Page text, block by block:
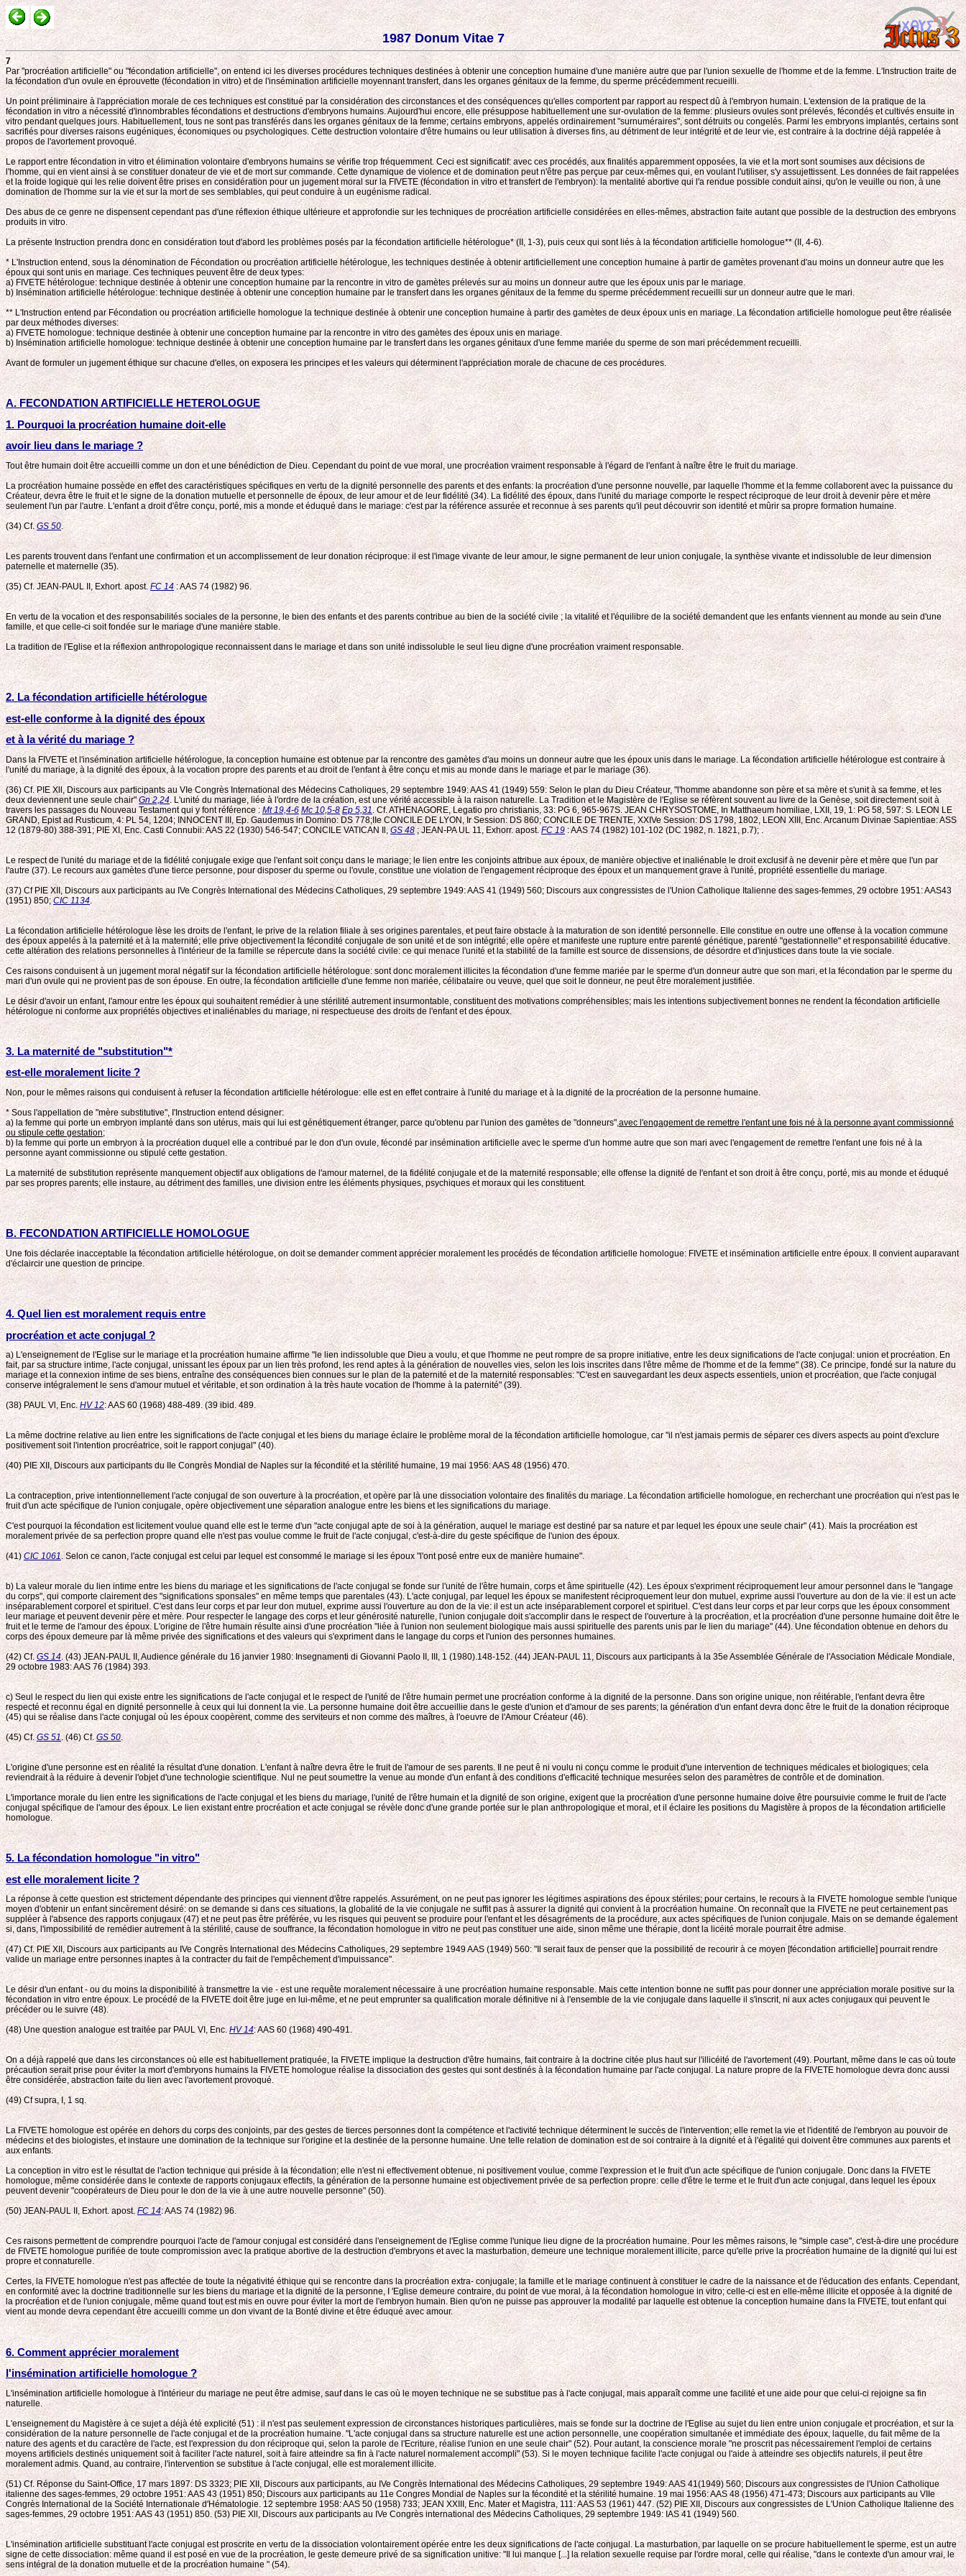
1987 Donum Vitae 7
7
Par "procréation artificielle" ou "fécondation artificielle", on entend ici les diverses procédures techniques destinées à obtenir une conception humaine d'une manière autre que par l'union sexuelle de l'homme et de la femme. L'Instruction traite de
la fécondation d'un ovule en éprouvette (fécondation in vitro) et de l'insémination artificielle moyennant transfert, dans les organes génitaux de la femme, du sperme précédemment recueilli.
Un point préliminaire à l'appréciation morale de ces techniques est constitué par la considération des circonstances et des conséquences qu'elles comportent par rapport au respect dû à l'embryon humain. L'extension de la pratique de la
fécondation in vitro a nécessité d'innombrables fécondations et destructions d'embryons humains. Aujourd'hui encore, elle présuppose habituellement une sur-ovulation de la femme: plusieurs ovules sont prélevés, fécondés et cultivés ensuite in
vitro pendant quelques jours. Habituellement, tous ne sont pas transférés dans les organes génitaux de la femme; certains embryons, appelés ordinairement "surnuméraires", sont détruits ou congelés. Parmi les embryons implantés, certains sont
sacrifiés pour diverses raisons eugéniques, économiques ou psychologiques. Cette destruction volontaire d'être humains ou leur utilisation à diverses fins, au détriment de leur intégrité et de leur vie, est contraire à la doctrine déjà rappelée à
propos de l'avortement provoqué.
Le rapport entre fécondation in vitro et élimination volontaire d'embryons humains se vérifie trop fréquemment. Ceci est significatif: avec ces procédés, aux finalités apparemment opposées, la vie et la mort sont soumises aux décisions de
l'homme, qui en vient ainsi à se constituer donateur de vie et de mort sur commande. Cette dynamique de violence et de domination peut n'être pas perçue par ceux-mêmes qui, en voulant l'utiliser, s'y assujettissent. Les données de fait rappelées
et la froide logique qui les relie doivent être prises en considération pour un jugement moral sur la FIVETE (fécondation in vitro et transfert de l'embryon): la mentalité abortive qui l'a rendue possible conduit ainsi, qu'on le veuille ou non, à une
domination de l'homme sur la vie et sur la mort de ses semblables, qui peut conduire à un eugénisme radical.
Des abus de ce genre ne dispensent cependant pas d'une réflexion éthique ultérieure et approfondie sur les techniques de procréation artificielle considérées en elles-mêmes, abstraction faite autant que possible de la destruction des embryons
produits in vitro.
La présente Instruction prendra donc en considération tout d'abord les problèmes posés par la fécondation artificielle hétérologue* (II, 1-3), puis ceux qui sont liés à la fécondation artificielle homologue** (II, 4-6).
* L'Instruction entend, sous la dénomination de Fécondation ou procréation artificielle hétérologue, les techniques destinée à obtenir artificiellement une conception humaine à partir de gamètes provenant d'au moins un donneur autre que les
époux qui sont unis en mariage. Ces techniques peuvent être de deux types:
a) FIVETE hétérologue: technique destinée à obtenir une conception humaine par la rencontre in vitro de gamètes prélevés sur au moins un donneur autre que les époux unis par le mariage.
b) Insémination artificielle hétérologue: technique destinée à obtenir une conception humaine par le transfert dans les organes génitaux de la femme du sperme précédemment recueilli sur un donneur autre que le mari.
** L'Instruction entend par Fécondation ou procréation artificielle homologue la technique destinée à obtenir une conception humaine à partir des gamètes de deux époux unis en mariage. La fécondation artificielle homologue peut être réalisée
par deux méthodes diverses:
a) FIVETE homologue: technique destinée à obtenir une conception humaine par la rencontre in vitro des gamètes des époux unis en mariage.
b) Insémination artificielle homologue: technique destinée à obtenir une conception humaine par le transfert dans les organes génitaux d'une femme mariée du sperme de son mari précédemment recueilli.
Avant de formuler un jugement éthique sur chacune d'elles, on exposera les principes et les valeurs qui déterminent l'appréciation morale de chacune de ces procédures.
A. FECONDATION ARTIFlCIELLE HETEROLOGUE
1. Pourquoi la procréation humaine doit-elle
avoir lieu dans le mariage ?
Tout être humain doit être accueilli comme un don et une bénédiction de Dieu. Cependant du point de vue moral, une procréation vraiment responsable à l'égard de l'enfant à naître être le fruit du mariage.
La procréation humaine possède en effet des caractéristiques spécifiques en vertu de la dignité personnelle des parents et des enfants: la procréation d'une personne nouvelle, par laquelle l'homme et la femme collaborent avec la puissance du
Créateur, devra être le fruit et le signe de la donation mutuelle et personnelle de époux, de leur amour et de leur fidélité (34). La fidélité des époux, dans l'unité du mariage comporte le respect réciproque de leur droit à devenir père et mère
seulement l'un par l'autre. L'enfant a droit d'être conçu, porté, mis a monde et éduqué dans le mariage: c'est par la référence assurée et reconnue à ses parents qu'il peut découvrir son identité et mûrir sa propre formation humaine.
(34) Cf. GS 50.
Les parents trouvent dans l'enfant une confirmation et un accomplissement de leur donation réciproque: il est l'image vivante de leur amour, le signe permanent de leur union conjugale, la synthèse vivante et indissoluble de leur dimension
paternelle et maternelle (35).
(35) Cf. JEAN-PAUL II, Exhort. apost.FC 14: AAS 74 (1982) 96.
En vertu de la vocation et des responsabilités sociales de la personne, le bien des enfants et des parents contribue au bien de la société civile ; la vitalité et l'équilibre de la société demandent que les enfants viennent au monde au sein d'une
famille, et que celle-ci soit fondée sur le mariage d'une manière stable.
La tradition de l'Eglise et la réflexion anthropologique reconnaissent dans le mariage et dans son unité indissoluble le seul lieu digne d'une procréation vraiment responsable.
2. La fécondation artificielle hétérologue
est-elle conforme à la dignité des époux
et à la vérité du mariage ?
Dans la FIVETE et l'insémination artificielle hétérologue, la conception humaine est obtenue par la rencontre des gamètes d'au moins un donneur autre que les époux unis dans le mariage. La fécondation artificielle hétérologue est contraire à
l'unité du mariage, à la dignité des époux, à la vocation propre des parents et au droit de l'enfant à être conçu et mis au monde dans le mariage et par le mariage (36).
(36) Cf. PIE Xll, Discours aux participants au VIe Congrès International des Médecins Catholiques, 29 septembre 1949: AAS 41 (1949) 559: Selon le plan du Dieu Créateur, "l'homme abandonne son père et sa mère et s'unit à sa femme, et les
deux deviennent une seule chair" Gn 2,24. L'unité du mariage, liée à l'ordre de la création, est une vérité accessible à la raison naturelle. La Tradition et le Magistère de l'Eglise se réfèrent souvent au livre de la Genèse, soit directement soit à
travers les passages du Nouveau Testament qui y font référence : Mt 19,4-6 Mc 10,5-8 Ep 5,31 . Cf. ATHENAGORE, Legatio pro christianis, 33: PG 6, 965-967S. JEAN CHRYSOSTOME, In Matthaeum homiliae, LXII, 19, 1: PG 58, 597: S. LEON LE
GRAND, Epist ad Rusticum, 4: PL 54, 1204; INNOCENT III, Ep. Gaudemus in Domino: DS 778;IIe CONCILE DE LYON, Ir Session: DS 860; CONCILE DE TRENTE, XXIVe Session: DS 1798, 1802, LEON XIII, Enc. Arcanum Divinae Sapientiae: ASS
12 (1879-80) 388-391; PIE XI, Enc. Casti Connubii: AAS 22 (1930) 546-547; CONCILE VATICAN Il,GS 48 ; JEAN-PA UL 11, Exhorr. apost. FC 19: AAS 74 (1982) 101-102 (DC 1982, n. 1821, p.7); .
Le respect de l'unité du mariage et de la fidélité conjugale exige que l'enfant soit conçu dans le mariage; le lien entre les conjoints attribue aux époux, de manière objective et inaliénable le droit exclusif à ne devenir père et mère que l'un par
l'autre (37). Le recours aux gamètes d'une tierce personne, pour disposer du sperme ou l'ovule, constitue une violation de l'engagement réciproque des époux et un manquement grave à l'unité, propriété essentielle du mariage.
(37) Cf PIE XII, Discours aux participants au IVe Congrès International des Médecins Catholiques, 29 septembre 1949: AAS 41 (1949) 560; Discours aux congressistes de l'Union Catholique Italienne des sages-femmes, 29 octobre 1951: AAS43
(1951) 850;CIC 1134.
La fécondation artificielle hétérologue lèse les droits de l'enfant, le prive de la relation filiale à ses origines parentales, et peut faire obstacle à la maturation de son identité personnelle. Elle constitue en outre une offense à la vocation commune
des époux appelés à la paternité et à la maternité; elle prive objectivement la fécondité conjugale de son unité et de son intégrité; elle opère et manifeste une rupture entre parenté génétique, parenté "gestationnelle" et responsabilité éducative.
cette altération des relations personnelles à l'intérieur de la famille se répercute dans la société civile: ce qui menace l'unité et la stabilité de la famille est source de dissensions, de désordre et d'injustices dans toute la vie sociale.
Ces raisons conduisent à un jugement moral négatif sur la fécondation artificielle hétérologue: sont donc moralement illicites la fécondation d'une femme mariée par le sperme d'un donneur autre que son mari, et la fécondation par le sperme du
mari d'un ovule qui ne provient pas de son épouse. En outre, la fécondation artificielle d'une femme non mariée, célibataire ou veuve, quel que soit le donneur, ne peut être moralement justifiée.
Le désir d'avoir un enfant, l'amour entre les époux qui souhaitent remédier à une stérilité autrement insurmontable, constituent des motivations compréhensibles; mais les intentions subjectivement bonnes ne rendent la fécondation artificielle
hétérologue ni conforme aux propriétés objectives et inaliénables du mariage, ni respectueuse des droits de l'enfant et des époux.
3. La maternité de "substitution"*
est-elle moralement licite ?
Non, pour le mêmes raisons qui conduisent à refuser la fécondation artificielle hétérologue: elle est en effet contraire à l'unité du mariage et à la dignité de la procréation de la personne humaine.
* Sous l'appellation de "mère substitutive", I'Instruction entend désigner:
a) la femme qui porte un embryon implanté dans son utérus, mais qui lui est génétiquement étranger, parce qu'obtenu par l'union des gamètes de "donneurs",avec l'engagement de remettre l'enfant une fois né à la personne ayant commissionné
ou stipule cette gestation;
b) la femme qui porte un embryon à la procréation duquel elle a contribué par le don d'un ovule, fécondé par insémination artificielle avec le sperme d'un homme autre que son mari avec l'engagement de remettre l'enfant une fois né à la
personne ayant commissionne ou stipulé cette gestation.
La maternité de substitution représente manquement objectif aux obligations de l'amour maternel, de la fidélité conjugale et de la maternité responsable; elle offense la dignité de l'enfant et son droit à être conçu, porté, mis au monde et éduqué
par ses propres parents; elle instaure, au détriment des familles, une division entre les éléments physiques, psychiques et moraux qui les constituent.
B. FECONDATION ARTIFICIELLE HOMOLOGUE
Une fois déclarée inacceptable la fécondation artificielle hétérologue, on doit se demander comment apprécier moralement les procédés de fécondation artificielle homologue: FIVETE et insémination artificielle entre époux. Il convient auparavant
d'éclaircir une question de principe.
4. Quel lien est moralement requis entre
procréation et acte conjugal ?
a) L'enseignement de l'Eglise sur le mariage et la procréation humaine affirme "le lien indissoluble que Dieu a voulu, et que l'homme ne peut rompre de sa propre initiative, entre les deux significations de l'acte conjugal: union et procréation. En
fait, par sa structure intime, l'acte conjugal, unissant les époux par un lien très profond, les rend aptes à la génération de nouvelles vies, selon les lois inscrites dans l'être même de l'homme et de la femme" (38). Ce principe, fondé sur la nature du
mariage et la connexion intime de ses biens, entraîne des conséquences bien connues sur le plan de la paternité et de la maternité responsables: "C'est en sauvegardant les deux aspects essentiels, union et procréation, que l'acte conjugal
conserve intégralement le sens d'amour mutuel et véritable, et son ordination à la très haute vocation de l'homme à la paternité" (39).
(38) PAUL Vl, Enc. HV 12: AAS 60 (1968) 488-489. (39 ibid. 489.
La même doctrine relative au lien entre les significations de l'acte conjugal et les biens du mariage éclaire le problème moral de la fécondation artificielle homologue, car "il n'est jamais permis de séparer ces divers aspects au point d'exclure
positivement soit l'intention procréatrice, soit le rapport conjugal" (40).
(40) PIE XII, Discours aux participants du IIe Congrès Mondial de Naples sur la fécondité et la stérilité humaine, 19 mai 1956: AAS 48 (1956) 470.
La contraception, prive intentionnellement l'acte conjugal de son ouverture à la procréation, et opère par là une dissociation volontaire des finalités du mariage. La fécondation artificielle homologue, en recherchant une procréation qui n'est pas le
fruit d'un acte spécifique de l'union conjugale, opère objectivement une séparation analogue entre les biens et les significations du mariage.
C'est pourquoi la fécondation est licitement voulue quand elle est le terme d'un "acte conjugal apte de soi à la génération, auquel le mariage est destiné par sa nature et par lequel les époux une seule chair" (41). Mais la procréation est
moralement privée de sa perfection propre quand elle n'est pas voulue comme le fruit de l'acte conjugal, c'est-à-dire du geste spécifique de l'union des époux.
(41) CIC 1061. Selon ce canon, l'acte conjugal est celui par lequel est consommé le mariage si les époux "l'ont posé entre eux de manière humaine".
b) La valeur morale du lien intime entre les biens du mariage et les significations de l'acte conjugal se fonde sur l'unité de l'être humain, corps et âme spirituelle (42). Les époux s'expriment réciproquement leur amour personnel dans le "langage
du corps", qui comporte clairement des "significations sponsales" en même temps que parentales (43). L'acte conjugal, par lequel les époux se manifestent réciproquement leur don mutuel, exprime aussi l'ouverture au don de la vie: il est un acte
inséparablement corporel et spirituel. C'est dans leur corps et par leur don mutuel, exprime aussi l'ouverture au don de la vie: il est un acte inséparablement corporel et spirituel. C'est dans leur corps et par leur corps que les époux consomment
leur mariage et peuvent devenir père et mère. Pour respecter le langage des corps et leur générosité naturelle, l'union conjugale doit s'accomplir dans le respect de l'ouverture à la procréation, et la procréation d'une personne humaine doit être le
fruit et le terme de l'amour des époux. L'origine de l'être humain résulte ainsi d'une procréation "liée à l'union non seulement biologique mais aussi spirituelle des parents unis par le lien du mariage" (44). Une fécondation obtenue en dehors du
corps des époux demeure par là même privée des significations et des valeurs qui s'expriment dans le langage du corps et l'union des personnes humaines.
(42) Cf. GS 14. (43) JEAN-PAUL II, Audience générale du 16 janvier 1980: Insegnamenti di Giovanni Paolo II, III, 1 (1980).148-152. (44) JEAN-PAUL 11, Discours aux participants à la 35e Assemblée Générale de l'Association Médicale Mondiale,
29 octobre 1983: AAS 76 (1984) 393.
c) Seul le respect du lien qui existe entre les significations de l'acte conjugal et le respect de l'unité de l'être humain permet une procréation conforme à la dignité de la personne. Dans son origine unique, non réitérable, l'enfant devra être
respecté et reconnu égal en dignité personnelle à ceux qui lui donnent la vie. La personne humaine doit être accueillie dans le geste d'union et d'amour de ses parents; la génération d'un enfant devra donc être le fruit de la donation réciproque
(45) qui se réalise dans l'acte conjugal où les époux coopèrent, comme des serviteurs et non comme des maîtres, à l'oeuvre de l'Amour Créateur (46).
(45) Cf.GS 51. (46) Cf. GS 50.
L'origine d'une personne est en réalité la résultat d'une donation. L'enfant à naître devra être le fruit de l'amour de ses parents. Il ne peut ê ni voulu ni conçu comme le produit d'une intervention de techniques médicales et biologiques; cela
reviendrait à la réduire à devenir l'objet d'une technologie scientifique. Nul ne peut soumettre la venue au monde d'un enfant à des conditions d'efficacité technique mesurées selon des paramètres de contrôle et de domination.
L'importance morale du lien entre les significations de l'acte conjugal et les biens du mariage, l'unité de l'être humain et la dignité de son origine, exigent que la procréation d'une personne humaine doive être poursuivie comme le fruit de l'acte
conjugal spécifique de l'amour des époux. Le lien existant entre procréation et acte conjugal se révèle donc d'une grande portée sur le plan anthropologique et moral, et il éclaire les positions du Magistère à propos de la fécondation artificielle
homologue.
5. La fécondation homologue "in vitro"
est elle moralement licite ?
La réponse à cette question est strictement dépendante des principes qui viennent d'être rappelés. Assurément, on ne peut pas ignorer les légitimes aspirations des époux stériles; pour certains, le recours à la FIVETE homologue semble l'unique
moyen d'obtenir un enfant sincèrement désiré: on se demande si dans ces situations, la globalité de la vie conjugale ne suffit pas à assurer la dignité qui convient à la procréation humaine. On reconnaît que la FIVETE ne peut certainement pas
suppléer à l'absence des rapports conjugaux (47) et ne peut pas être préférée, vu les risques qui peuvent se produire pour l'enfant et les désagréments de la procédure, aux actes spécifiques de l'union conjugale. Mais on se demande également
si, dans, l'impossibilité de remédier autrement à la stérilité, cause de souffrance, la fécondation homologue in vitro ne peut pas constituer une aide, sinon même une thérapie, dont la licéité morale pourrait être admise.
(47) Cf. PIE XII, Discours aux participants au IVe Congrès International des Médecins Catholiques, 29 septembre 1949 AAS (1949) 560: "Il serait faux de penser que la possibilité de recourir à ce moyen [fécondation artificielle] pourrait rendre
valide un mariage entre personnes inaptes à la contracter du fait de l'empêchement d'impuissance".
Le désir d'un enfant - ou du moins la disponibilité à transmettre la vie - est une requête moralement nécessaire à une procréation humaine responsable. Mais cette intention bonne ne suffit pas pour donner une appréciation morale positive sur la
fécondation in vitro entre époux. Le procédé de la FIVETE doit être juge en lui-même, et ne peut emprunter sa qualification morale définitive ni à l'ensemble de la vie conjugale dans laquelle il s'inscrit, ni aux actes conjugaux qui peuvent le
précéder ou le suivre (48).
(48) Une question analogue est traitée par PAUL VI, Enc. HV 14: AAS 60 (1968) 490-491.
On a déjà rappelé que dans les circonstances où elle est habituellement pratiquée, la FIVETE implique la destruction d'être humains, fait contraire à la doctrine citée plus haut sur l'illicéité de l'avortement (49). Pourtant, même dans le cas où toute
précaution serait prise pour éviter la mort d'embryons humains la FIVETE homologue réalise la dissociation des gestes qui sont destinés à la fécondation humaine par l'acte conjugal. La nature propre de la FIVETE homologue devra donc aussi
être considérée, abstraction faite du lien avec l'avortement provoqué.
(49) Cf supra, I, 1 sq.
La FIVETE homologue est opérée en dehors du corps des conjoints, par des gestes de tierces personnes dont la compétence et l'activité technique déterminent le succès de l'intervention; elle remet la vie et l'identité de l'embryon au pouvoir de
médecins et des biologistes, et instaure une domination de la technique sur l'origine et la destinée de la personne humaine. Une telle relation de domination est de soi contraire à la dignité et à l'égalité qui doivent être communes aux parents et
aux enfants.
La conception in vitro est le résultat de l'action technique qui préside à la fécondation; elle n'est ni effectivement obtenue, ni positivement voulue, comme l'expression et le fruit d'un acte spécifique de l'union conjugale. Donc dans la FIVETE
homologue, même considérée dans le contexte de rapports conjugaux effectifs, la génération de la personne humaine est objectivement privée de sa perfection propre: celle d'être le terme et le fruit d'un acte conjugal, dans lequel les époux
peuvent devenir "coopérateurs de Dieu pour le don de la vie à une autre nouvelle personne" (50).
(50) JEAN-PAUL II, Exhort. apost. FC 14: AAS 74 (1982) 96.
Ces raisons permettent de comprendre pourquoi l'acte de l'amour conjugal est considéré dans l'enseignement de l'Eglise comme l'unique lieu digne de la procréation humaine. Pour les mêmes raisons, le "simple case", c'est-à-dire une procédure
de FIVETE homologue purifiée de toute compromission avec la pratique abortive de la destruction d'embryons et avec la masturbation, demeure une technique moralement illicite, parce qu'elle prive la procréation humaine de la dignité qui lui est
propre et connaturelle.
Certes, la FIVETE homologue n'est pas affectée de toute la négativité éthique qui se rencontre dans la procréation extra- conjugale; la famille et le mariage continuent à constituer le cadre de la naissance et de l'éducation des enfants. Cependant,
en conformité avec la doctrine traditionnelle sur les biens du mariage et la dignité de la personne, I 'Eglise demeure contraire, du point de vue moral, à la fécondation homologue in vitro; celle-ci est en elle-même illicite et opposée à la dignité de
la procréation et de l'union conjugale, même quand tout est mis en ouvre pour éviter la mort de l'embryon humain. Bien qu'on ne puisse pas approuver la modalité par laquelle est obtenue la conception humaine dans la FIVETE, tout enfant qui
vient au monde devra cependant être accueilli comme un don vivant de la Bonté divine et être éduqué avec amour.
6. Comment apprécier moralement
l'insémination artificielle homologue ?
L'insémination artificielle homologue à l'intérieur du mariage ne peut être admise, sauf dans le cas où le moyen technique ne se substitue pas à l'acte conjugal, mais apparaît comme une facilité et une aide pour que celui-ci rejoigne sa fin
naturelle.
L'enseignement du Magistère à ce sujet a déjà été explicité (51) : il n'est pas seulement expression de circonstances historiques particulières, mais se fonde sur la doctrine de l'Eglise au sujet du lien entre union conjugale et procréation, et sur la
considération de la nature personnelle de l'acte conjugal et de la procréation humaine. "L'acte conjugal dans sa structure naturelle est une action personnelle, une coopération simultanée et immédiate des époux, laquelle, du fait même de la
nature des agents et du caractère de l'acte, est l'expression du don réciproque qui, selon la parole de l'Ecriture, réalise l'union en une seule chair" (52). Pour autant, la conscience morale "ne proscrit pas nécessairement l'emploi de certains
moyens artificiels destinés uniquement soit à faciliter l'acte naturel, soit à faire atteindre sa fin à l'acte naturel normalement accompli" (53). Si le moyen technique facilite l'acte conjugal ou l'aide à atteindre ses objectifs naturels, il peut être
moralement admis. Quand, au contraire, l'intervention se substitue à l'acte conjugal, elle est moralement illicite.
(51) Cf. Réponse du Saint-Office, 17 mars 1897: DS 3323; PIE XII, Discours aux participants, au IVe Congrès International des Médecins Catholiques, 29 septembre 1949: AAS 41(1949) 560; Discours aux congressistes de l'Union Catholique
italienne des sages-femmes, 29 octobre 1951: AAS 43 (1951) 850; Discours aux participants au 11e Congres Mondial de Naples sur la fécondité et la stérilité humaine. 19 mai 1956: AAS 48 (1956) 471-473; Discours aux participants au VIIe
Congrès International de la Société Internationale d'Hématologie. 12 septembre 1958: AAS 50 (1958) 733; JEAN XXIII, Enc. Mater et Magistra, 111: AAS 53 (1961) 447. (52) PIE XII, Discours aux congressistes de L'Union Catholique Italienne des
sages-femmes, 29 octobre 1951: AAS 43 (1951) 850. (53) PIE Xll, Discours aux participants au IVe Congrès international des Médecins Catholiques, 29 septembre 1949: IAS 41 (1949) 560.
L'insémination artificielle substituant l'acte conjugal est proscrite en vertu de la dissociation volontairement opérée entre les deux significations de l'acte conjugal. La masturbation, par laquelle on se procure habituellement le sperme, est un autre
signe de cette dissociation: même quand il est posé en vue de la procréation, le geste demeure privé de sa signification unitive: "Il lui manque [...] la relation sexuelle requise par l'ordre moral, celle qui réalise, "dans le contexte d'un amour vrai, le
sens intégral de la donation mutuelle et de la procréation humaine " (54).